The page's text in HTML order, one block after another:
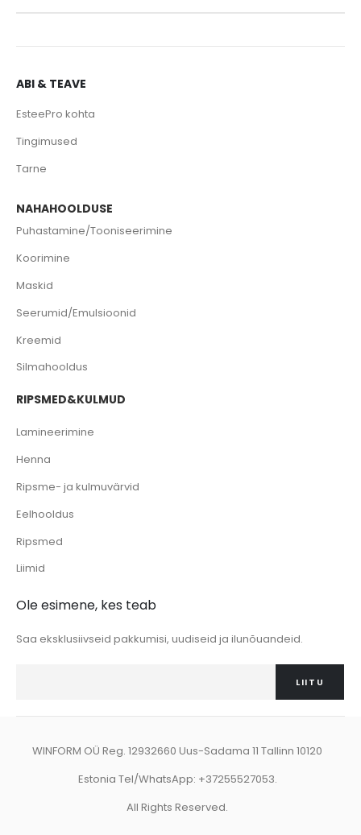
ABI & TEAVE
EsteePro kohta
Tingimused
Tarne
NAHAHOOLDUSE
Puhastamine/Tooniseerimine
Koorimine
Maskid
Seerumid/Emulsioonid
Kreemid
Silmahooldus
RIPSMED&KULMUD
Lamineerimine
Henna
Ripsme- ja kulmuvärvid
Eelhooldus
Ripsmed
Liimid
Ole esimene, kes teab
Saa eksklusiivseid pakkumisi, uudiseid ja ilunõuandeid.
LIITU
WINFORM OÜ Reg. 12932660 Uus-Sadama 11 Tallinn 10120
Estonia Tel/WhatsApp: +37255527053.
All Rights Reserved.